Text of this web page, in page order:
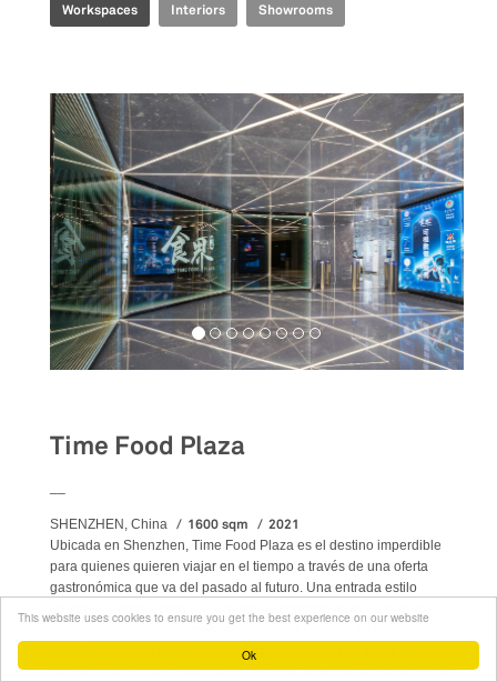
Ok
This website uses cookies to ensure you get the best experience on our website
Workspaces Interiors Showrooms
Time Food Plaza
SHENZHEN, China 1600 sqm 2021
Ubicada en Shenzhen, Time Food Plaza es el destino imperdible
para quienes quieren viajar en el tiempo a través de una oferta
gastronómica que va del pasado al futuro. Una entrada estilo
insta a los clientes a comenzar su viaje. El diseño de un cielo
estrellado decora el techo de la entrada y rebota en todas las
paredes gracias a un sistema de espejos, devolviendo la ilusión de